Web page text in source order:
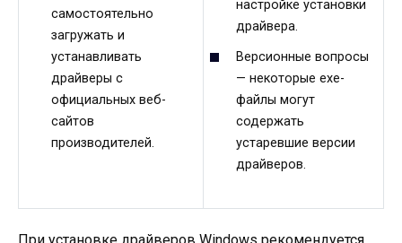
самостоятельно
загружать и
устанавливать
драйверы с
официальных веб-
сайтов
производителей.
настройке установки
драйвера.
Версионные вопросы
— некоторые exe-
файлы могут
содержать
устаревшие версии
драйверов.